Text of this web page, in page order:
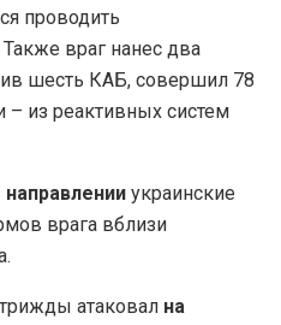
проводить
враг нанес два
шесть КАБ, совершил 78
– из реактивных систем
украинские
врага вблизи
атаковал на